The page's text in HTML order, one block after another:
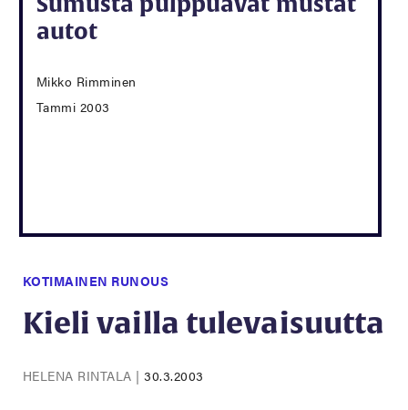
autot
Mikko Rimminen
Tammi 2003
KOTIMAINEN RUNOUS
Kieli vailla tulevaisuutta
HELENA RINTALA |30.3.2003